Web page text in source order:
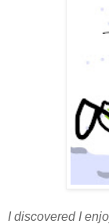
I discovered I